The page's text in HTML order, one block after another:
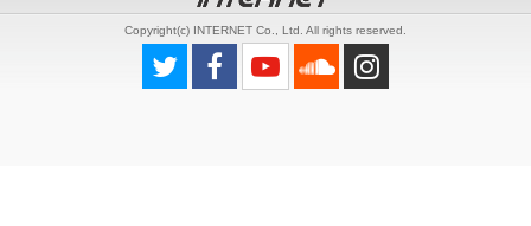
Copyright(c) INTERNET Co., Ltd. All rights reserved.